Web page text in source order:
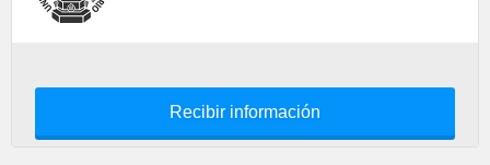
Recibir información